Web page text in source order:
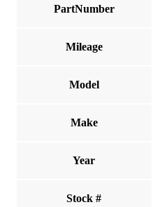
PartNumber
Mileage
Model
Make
Year
Stock #